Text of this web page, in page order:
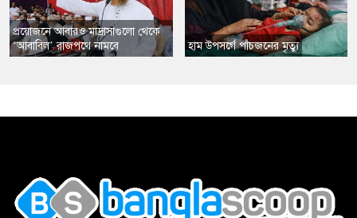
​প্রয়োজনে আবারও মাদ্রাসাগুলো থেকে
‘আবাবিল’ রাজপথে নামবে
​হাম উপসর্গে পাঁচজনের মৃত্যু